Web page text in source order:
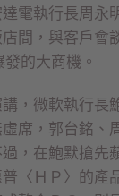
電執行長周永
間，與客戶會
的大商機。
，微軟執行長
席，郭台銘、
，在鮑默搶先
〈ＨＰ〉的產